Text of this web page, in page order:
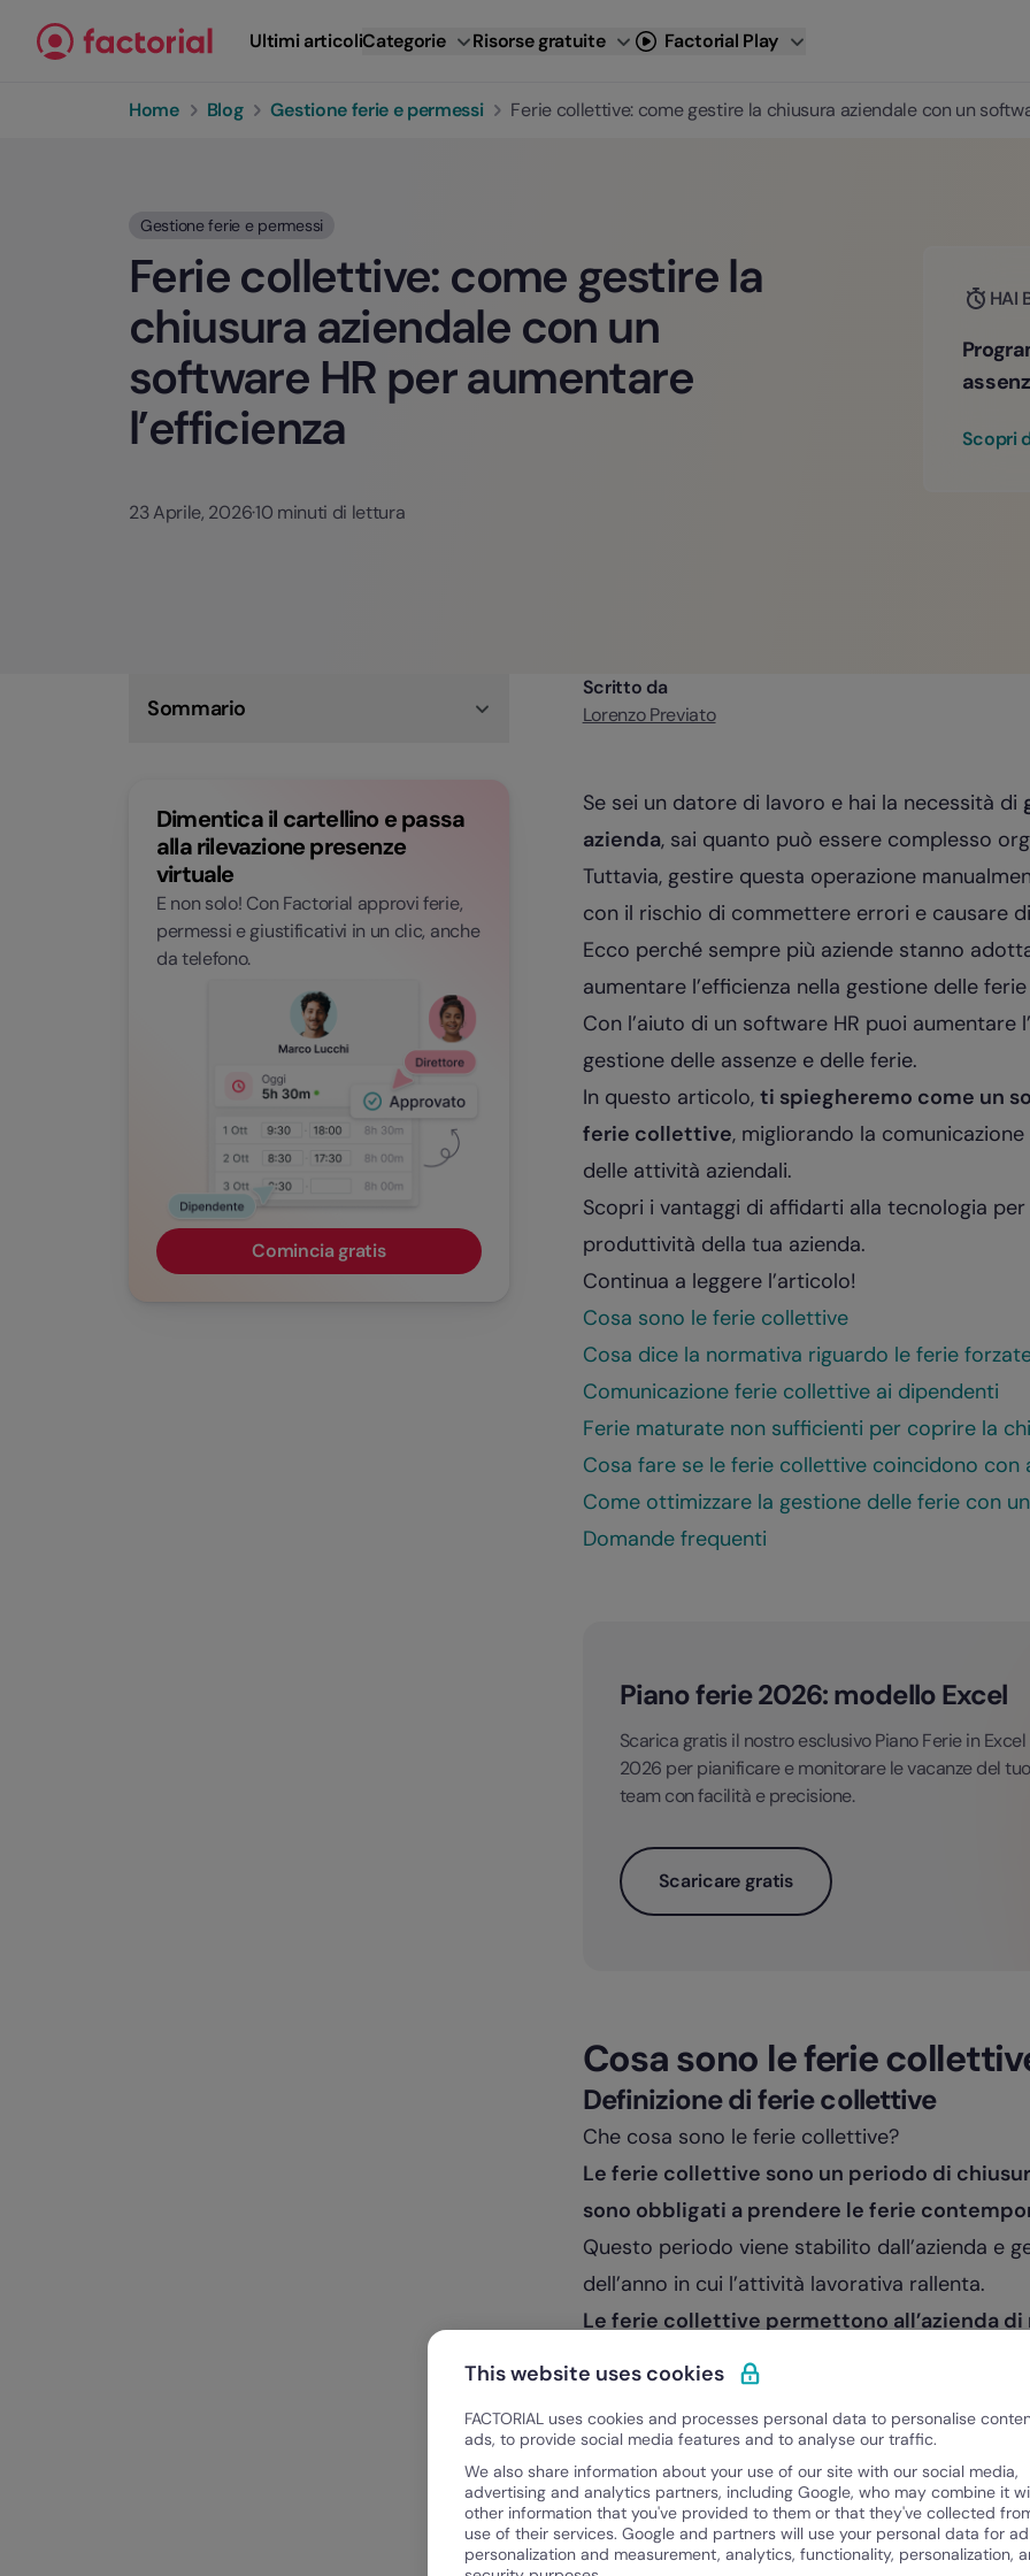
Ultimi articoliCategorie Risorse gratuite Factorial Play
Home Blog Gestione ferie e permessi Ferie collettive: come gestire la chiusura aziendale con un
Gestione ferie e permessi
Ferie collettive: come gestire la
chiusura aziendale con un
software HR per aumentare
l’efficienza
23 Aprile, 2026·10 minuti di lettura
HAI
Scopri
Sommario
Ferie maturate non sufficienti per coprire la
chiusura aziendale
Cosa fare se le ferie collettive coincidono con
altri permessi
Come ottimizzare la gestione delle ferie con un
software HR
Domande frequenti
Dimentica il cartellino e passa
alla rilevazione presenze
virtuale
E non solo! Con Factorial approvi ferie,
permessi e giustificativi in un clic, anche
da telefono.
Comincia gratis
Scritto da
Lorenzo Previato
Se sei un datore di lavoro e hai la necessità di
azienda, sai quanto può essere complesso
Tuttavia, gestire questa operazione
con il rischio di commettere errori e causare
Ecco perché sempre più aziende stanno
aumentare l’efficienza nella gestione delle
Con l’aiuto di un software HR puoi
gestione delle assenze e delle ferie.
In questo articolo, ti spiegheremo come un
ferie collettive, migliorando la
delle attività aziendali.
Scopri i vantaggi di affidarti alla tecnologia
produttività della tua azienda.
Continua a leggere l’articolo!
Cosa sono le ferie collettive
Cosa dice la normativa riguardo le ferie
Comunicazione ferie collettive ai dipendenti
Ferie maturate non sufficienti per coprire la
Cosa fare se le ferie collettive coincidono con
Come ottimizzare la gestione delle ferie con
Domande frequenti
Piano ferie 2026: modello Excel
Scarica gratis il nostro esclusivo Piano Ferie in Excel
2026 per pianificare e monitorare le vacanze del tuo
team con facilità e precisione.
Scaricare gratis
Cosa sono le ferie
Definizione di ferie collettive
Che cosa sono le ferie collettive?
Le ferie collettive sono un periodo di
sono obbligati a prendere le ferie
Questo periodo viene stabilito dall’azienda e
dell’anno in cui l’attività lavorativa rallenta.
Le ferie collettive permettono all’azienda
meglio le attività.
Inoltre, offrono ai dipendenti la possibilità di
una pausa e ritornare al lavoro più motivati.
È importante che tu informi i dipendenti in
e che ti assicuri di rispettare le normative in
Questi giorni di riposo vannoscalati dai
This website uses cookies
FACTORIAL uses cookies and processes personal data to personalise
ads, to provide social media features and to analyse our traffic.
We also share information about your use of our site with our social media,
advertising and analytics partners, including Google, who may combine it
other information that you've provided to them or that they've collected
use of their services. Google and partners will use your personal data for ad
personalization and measurement, analytics, functionality, personalization,